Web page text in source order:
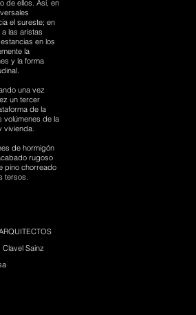
de ellos. Así, en
el sureste; en
las aristas
en los
la
y la forma
una vez
un tercer
de la
volúmenes de la
vivienda.
de hormigón
rugoso
pino chorreado
tersos.
Sainz